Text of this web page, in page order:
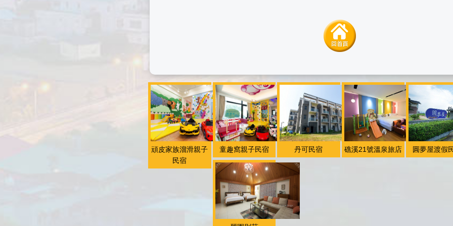
頑皮家族溜滑親子
民宿
童趣窩親子民宿 丹可民宿 礁溪21號溫泉旅店 圓夢屋渡假